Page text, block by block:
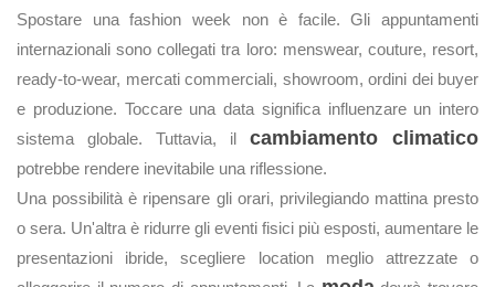
Spostare una fashion week non è facile. Gli appuntamenti
internazionali sono collegati tra loro: menswear, couture, resort,
ready-to-wear, mercati commerciali, showroom, ordini dei buyer
e produzione. Toccare una data significa influenzare un intero
sistema globale. Tuttavia, il cambiamento climatico
potrebbe rendere inevitabile una riflessione.
Una possibilità è ripensare gli orari, privilegiando mattina presto
o sera. Un'altra è ridurre gli eventi fisici più esposti, aumentare le
presentazioni ibride, scegliere location meglio attrezzate o